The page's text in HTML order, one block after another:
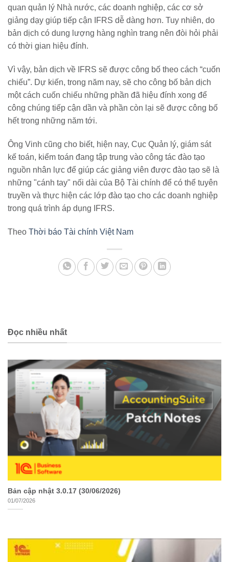
quan quản lý Nhà nước, các doanh nghiệp, các cơ sở
giảng dạy giúp tiếp cận IFRS dễ dàng hơn. Tuy nhiên, do
bản dịch có dung lượng hàng nghìn trang nên đòi hỏi phải
có thời gian hiệu đính.
Vì vậy, bản dịch về IFRS sẽ được công bố theo cách “cuốn
chiếu”. Dự kiến, trong năm nay, sẽ cho công bố bản dịch
một cách cuốn chiếu những phần đã hiệu đính xong để
công chúng tiếp cận dần và phần còn lại sẽ được công bố
hết trong những năm tới.
Ông Vinh cũng cho biết, hiện nay, Cục Quản lý, giám sát
kế toán, kiểm toán đang tập trung vào công tác đào tạo
nguồn nhân lực để giúp các giảng viên được đào tạo sẽ là
những "cánh tay" nối dài của Bộ Tài chính để có thể tuyên
truyền và thực hiện các lớp đào tạo cho các doanh nghiệp
trong quá trình áp dụng IFRS.
Theo Thời báo Tài chính Việt Nam
Đọc nhiều nhất
Bản cập nhật 3.0.17 (30/06/2026)
01/07/2026